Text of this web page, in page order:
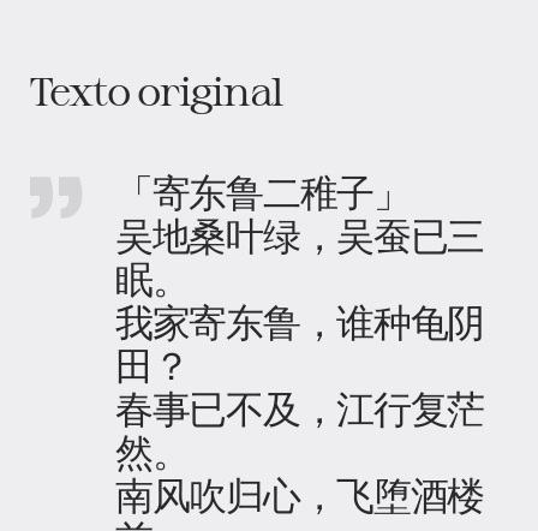
Texto original
「寄东鲁二稚子」
吴地桑叶绿，吴蚕已三
眠。
我家寄东鲁，谁种龟阴
田？
春事已不及，江行复茫
然。
南风吹归心，飞堕酒楼